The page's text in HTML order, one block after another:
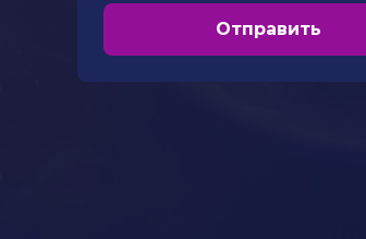
Отправить